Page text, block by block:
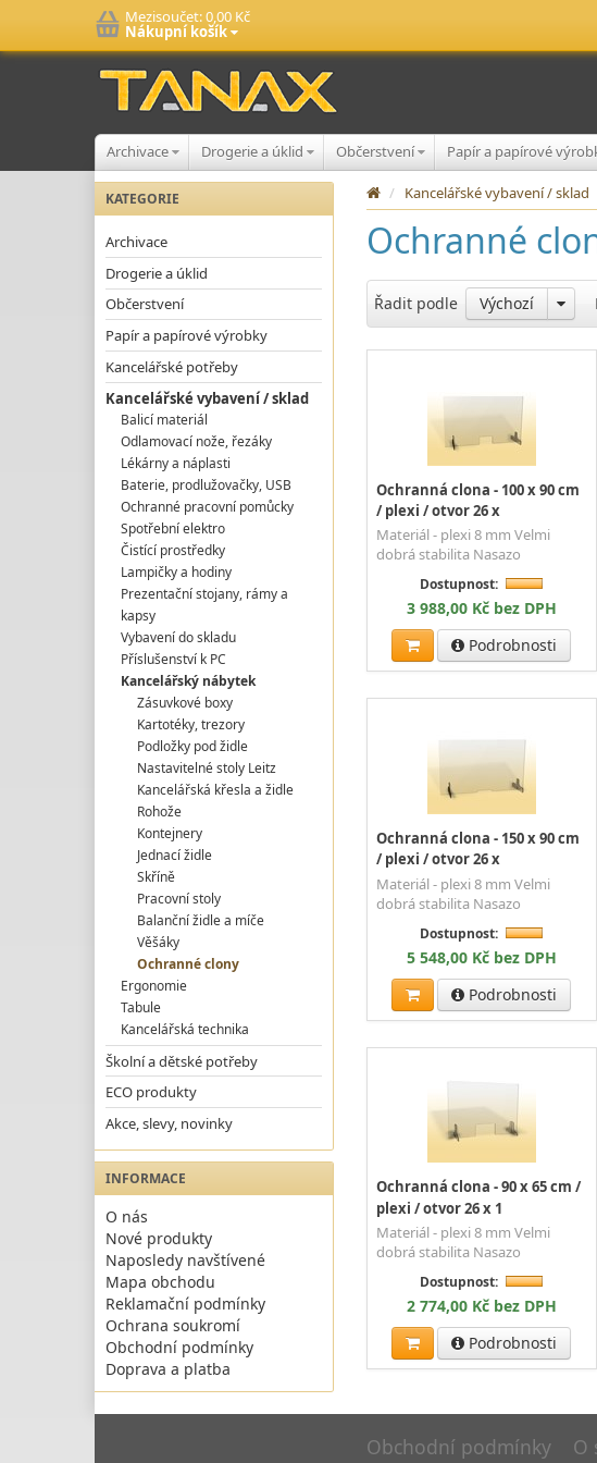
Mezisoučet:0,00 Kč
Nákupní košík
Archivace Drogerie a úklid Občerstvení Papír a papírové
KATEGORIE
Archivace
Drogerie a úklid
Občerstvení
Papír a papírové výrobky
Kancelářské potřeby
Kancelářské vybavení / sklad
Balicí materiál
Odlamovací nože, řezáky
Lékárny a náplasti
Baterie, prodlužovačky, USB
Ochranné pracovní pomůcky
Spotřební elektro
Čistící prostředky
Lampičky a hodiny
Prezentační stojany, rámy a
kapsy
Vybavení do skladu
Příslušenství k PC
Kancelářský nábytek
Zásuvkové boxy
Kartotéky, trezory
Podložky pod židle
Nastavitelné stoly Leitz
Kancelářská křesla a židle
Rohože
Kontejnery
Jednací židle
Skříně
Pracovní stoly
Balanční židle a míče
Věšáky
Ochranné clony
Ergonomie
Tabule
Kancelářská technika
Školní a dětské potřeby
ECO produkty
Akce, slevy, novinky
INFORMACE
O nás
Nové produkty
Naposledy navštívené
Mapa obchodu
Reklamační podmínky
Ochrana soukromí
Obchodní podmínky
Doprava a platba
/ Kancelářské vybavení / sklad
Ochranné
Řadit podle Výchozí
Ochranná clona - 100 x 90 cm
/ plexi / otvor 26 x
Materiál - plexi 8 mm Velmi
dobrá stabilita Nasazo
Dostupnost:
3 988,00 Kč bez DPH
Podrobnosti
Ochranná clona - 150 x 90 cm
/ plexi / otvor 26 x
Materiál - plexi 8 mm Velmi
dobrá stabilita Nasazo
Dostupnost:
5 548,00 Kč bez DPH
Podrobnosti
Ochranná clona - 90 x 65 cm /
plexi / otvor 26 x 1
Materiál - plexi 8 mm Velmi
dobrá stabilita Nasazo
Dostupnost:
2 774,00 Kč bez DPH
Podrobnosti
Obchodní podmínky O